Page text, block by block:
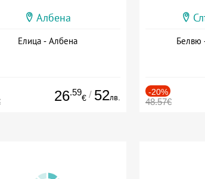
Албена
Елица - Албена
26.59
€ / 52лв.
Белвю
-20%
48.57€